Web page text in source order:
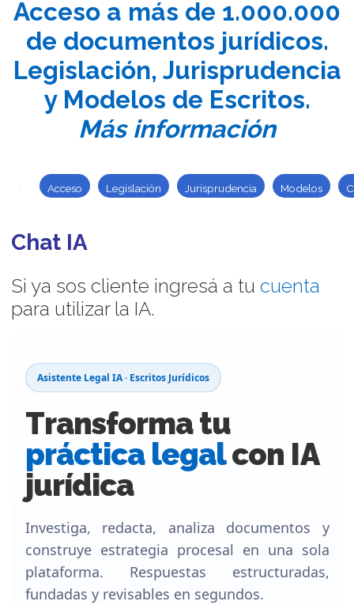
Acceso a más de 1.000.000
de documentos jurídicos.
Legislación, Jurisprudencia
y Modelos de Escritos.
Más información
Acceso Legislación Jurisprudencia Modelos
Chat IA
Si ya sos cliente ingresá a tu cuenta
para utilizar la IA.
Asistente Legal IA · Escritos Jurídicos
Transforma tu
práctica legalcon IA
jurídica
Investiga, redacta, analiza documentos y
construye estrategia procesal en una sola
plataforma. Respuestas estructuradas,
fundadas y revisables en segundos.